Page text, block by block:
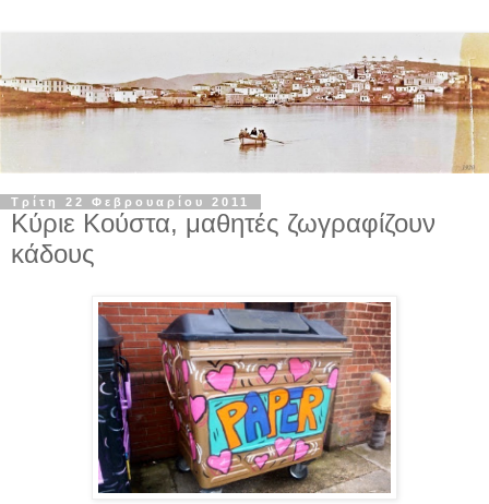
Τρίτη 22 Φεβρουαρίου 2011
Κύριε Κούστα, μαθητές ζωγραφίζουν
κάδους